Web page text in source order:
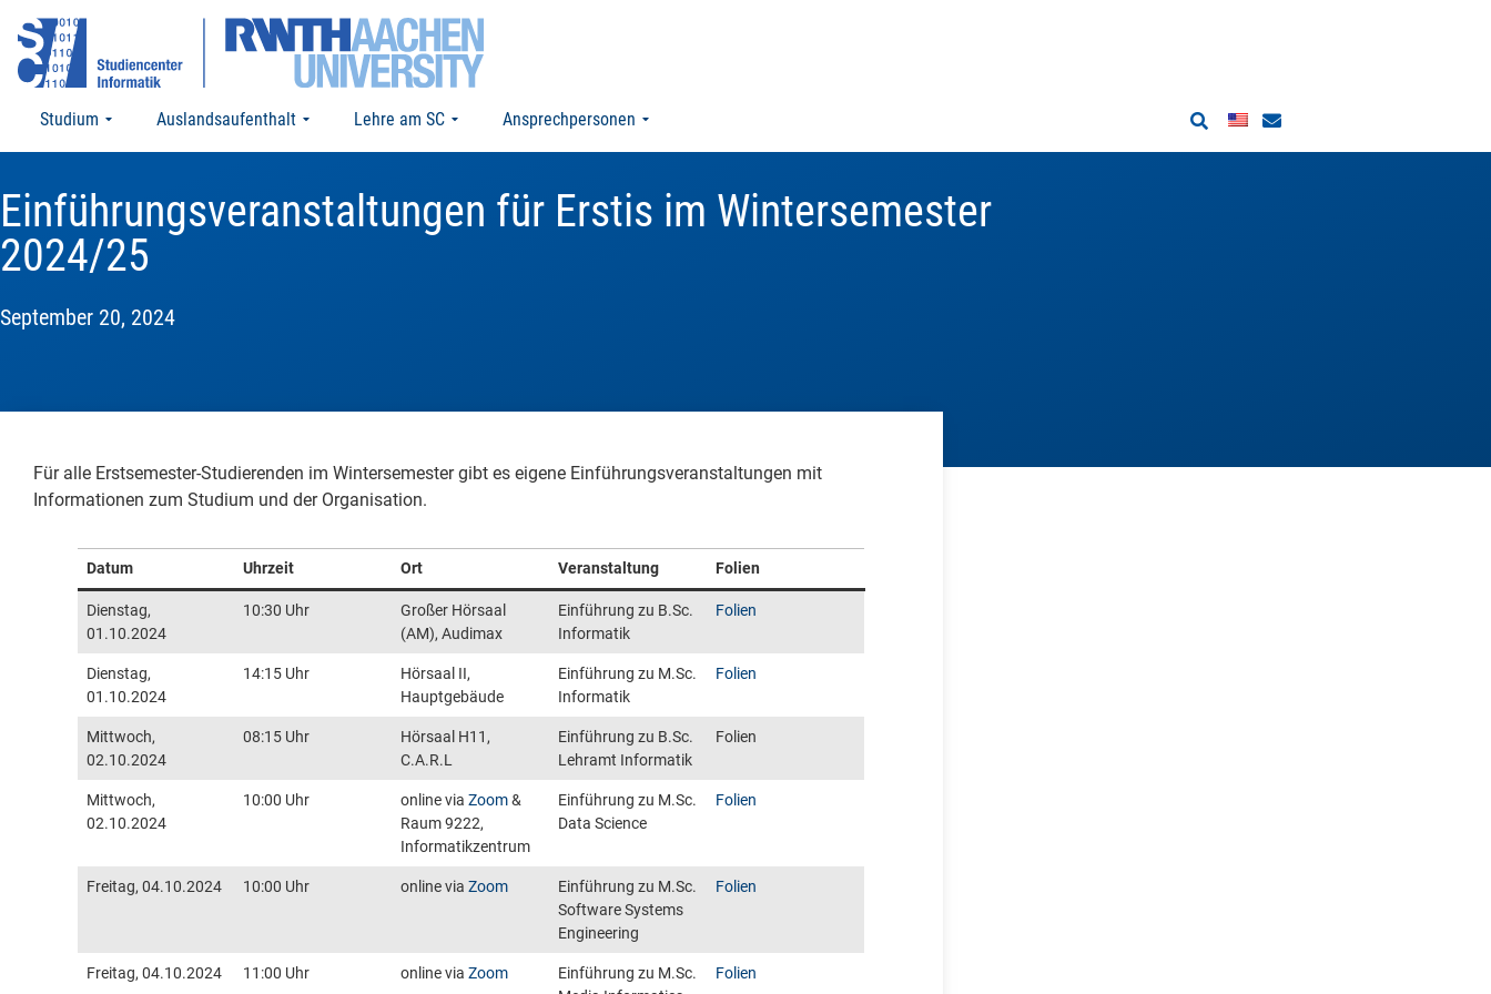
Studium Auslandsaufenthalt Lehre am SC Ansprechpersonen
Einführungsveranstaltungen für Erstis im Wintersemester
2024/25
September 20, 2024
Für alle Erstsemester-Studierenden im Wintersemester gibt es eigene Einführungsveranstaltungen mit
Informationen zum Studium und der Organisation.
Datum Uhrzeit Ort Veranstaltung Folien
Dienstag,
01.10.2024
10:30 Uhr
Großer Hörsaal
(AM), Audimax
Einführung zu B.Sc.
Informatik
Folien
Dienstag,
01.10.2024
14:15 Uhr
Hörsaal II,
Hauptgebäude
Einführung zu M.Sc.
Informatik
Folien
Mittwoch,
02.10.2024
08:15 Uhr
Hörsaal H11,
C.A.R.L
Einführung zu B.Sc.
Lehramt Informatik
Folien
Mittwoch,
02.10.2024
10:00 Uhr online viaZoom&
Raum 9222,
Informatikzentrum
Einführung zu M.Sc.
Data Science
Folien
Freitag, 04.10.2024 10:00 Uhr online viaZoom
Einführung zu M.Sc.
Software Systems
Engineering
Folien
Freitag, 04.10.2024 11:00 Uhr online viaZoom
Einführung zu M.Sc.
Folien